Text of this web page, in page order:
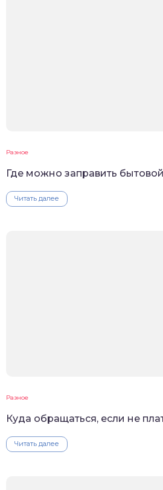
Разное
Где можно заправить
Читать далее
Разное
Куда обращаться, если не
Читать далее